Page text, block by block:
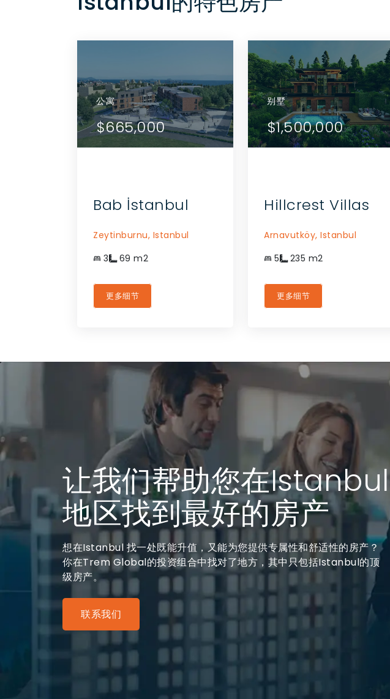
公寓
$665,000
公寓
$665,000
Bab İstanbul
Zeytinburnu, Istanbul
3
69 m2
更多细节
查看详情
联系代理商
别墅
$1,500,000
Hillcrest Villas
Arnavutköy, Istanbul
5
235 m2
更多细节
查看详情
联系代理商
让我们帮助您在Istanbul
地区找到最好的房产
想在Istanbul 找一处既能升值，又能为您提供专属性和舒适性的房产？
你在Trem Global的投资组合中找对了地方，其中只包括Istanbul的顶
级房产。
联系我们